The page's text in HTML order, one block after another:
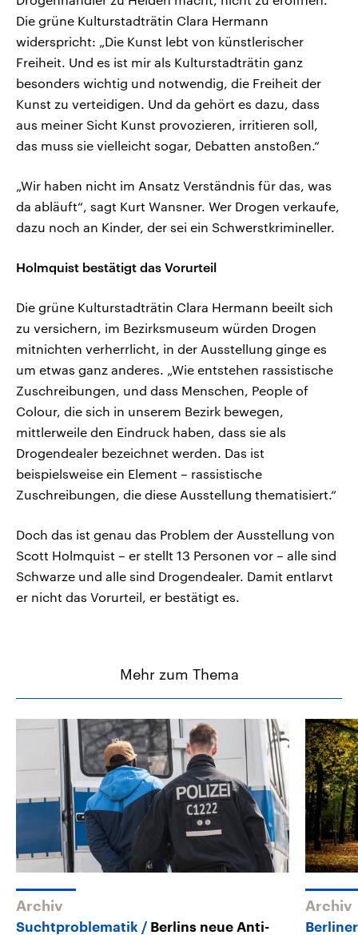
Die grüne Kulturstadträtin Clara Hermann
widerspricht: „Die Kunst lebt von künstlerischer
Freiheit. Und es ist mir als Kulturstadträtin ganz
besonders wichtig und notwendig, die Freiheit der
Kunst zu verteidigen. Und da gehört es dazu, dass
aus meiner Sicht Kunst provozieren, irritieren soll,
das muss sie vielleicht sogar, Debatten anstoßen.“
„Wir haben nicht im Ansatz Verständnis für das, was
da abläuft“, sagt Kurt Wansner. Wer Drogen verkaufe,
dazu noch an Kinder, der sei ein Schwerstkrimineller.
Holmquist bestätigt das Vorurteil
Die grüne Kulturstadträtin Clara Hermann beeilt sich
zu versichern, im Bezirksmuseum würden Drogen
mitnichten verherrlicht, in der Ausstellung ginge es
um etwas ganz anderes. „Wie entstehen rassistische
Zuschreibungen, und dass Menschen, People of
Colour, die sich in unserem Bezirk bewegen,
mittlerweile den Eindruck haben, dass sie als
Drogendealer bezeichnet werden. Das ist
beispielsweise ein Element – rassistische
Zuschreibungen, die diese Ausstellung thematisiert.“
Doch das ist genau das Problem der Ausstellung von
Scott Holmquist – er stellt 13 Personen vor – alle sind
Schwarze und alle sind Drogendealer. Damit entlarvt
er nicht das Vorurteil, er bestätigt es.
Mehr zum Thema
Archiv
Suchtproblematik
Berlins neue Anti-
Archiv